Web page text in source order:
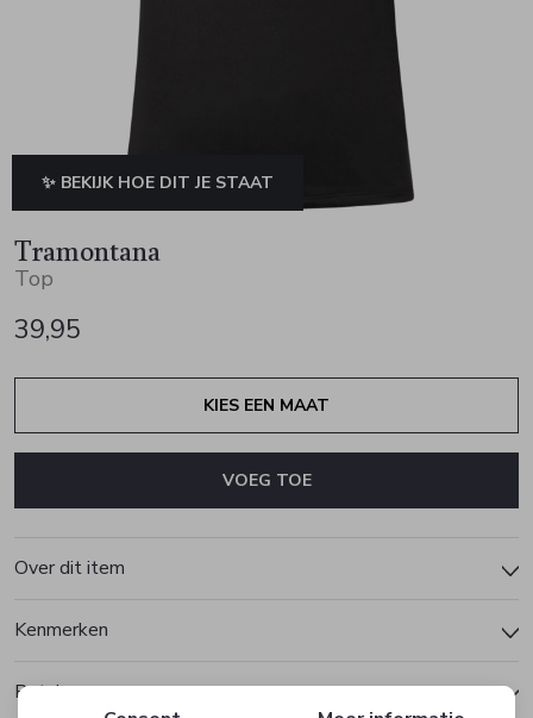
Shirts en tops
Truien en vesten
T-shirts en polos
Truien en vesten
✨ BEKIJK HOE DIT JE STAAT
Tramontana
Top
39,95
KIES EEN MAAT
VOEG TOE
Over dit item
Kenmerken
Betalen